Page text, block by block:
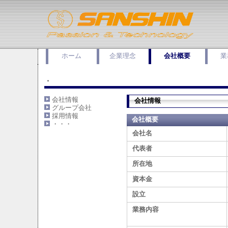
ホーム 企業理念 会社概要
・
会社情報
グループ会社
採用情報
・・・
会社情報
会社概要
会社名
代表者
所在地
資本金
設立
業務内容